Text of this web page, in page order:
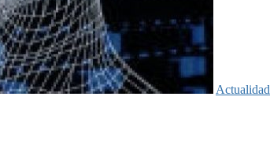
Actualidad